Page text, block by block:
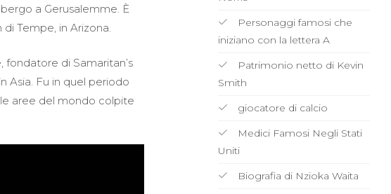
a Gerusalemme. È
Tempe, in Arizona.
di Samaritan’s
Asia. Fu in quel periodo
aree del mondo colpite
Personaggi famosi che
iniziano con la lettera A
Patrimonio netto di Kevin
Smith
giocatore di calcio
Medici Famosi Negli Stati
Uniti
Biografia di Nzioka Waita